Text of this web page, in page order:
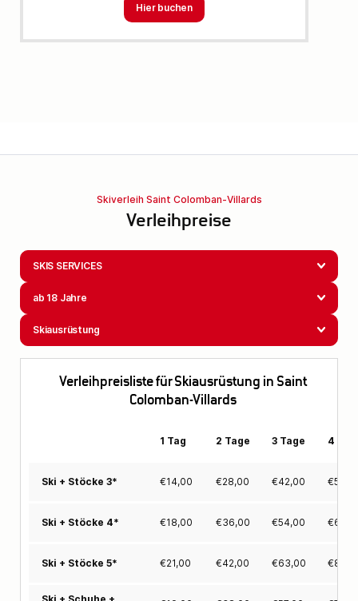
Hier buchen
Skiverleih Saint Colomban-Villards
Verleihpreise
SKIS SERVICES
ab 18 Jahre
Skiausrüstung
Verleihpreisliste für Skiausrüstung in Saint
Colomban-Villards
1 Tag 2 Tage 3 Tage 4
Ski + Stöcke 3* €14,00 €28,00 €42,00 €
Ski + Stöcke 4* €18,00 €36,00 €54,00 €
Ski + Stöcke 5* €21,00 €42,00 €63,00 €